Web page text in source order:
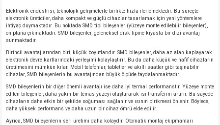
Elektronik endüstrisi, teknolojik gelişmelerle birlikte hızla ilerlemektedir. Bu süreçte
elektronik üreticiler, daha kompakt ve güçlü cihazlar tasarlamak için yeni yöntemlere
ihtiyaç duymaktadır. Bu noktada SMD tipi bileşenler (yüzeye monte edilebilir bileşenler),
ön plana çıkmaktadır. SMD bileşenler, geleneksel disk tipine kıyasla bir dizi avantaj
sunmaktadır.
Birincil avantajlarından biri, küçük boyutlarıdır. SMD bileşenler, daha az alan kaplayarak
elektronik devre kartlarındaki yerleşimi kolaylaştırır. Bu da daha küçük ve hafif cihazların
üretilmesini mümkün kılar. Mobil telefonlar, tabletler ve akıllı saatler gibi taşınabilir
cihazlar, SMD bileşenlerin bu avantajından büyük ölçüde faydalanmaktadır.
SMD bileşenlerin bir diğer önemli avantajı ise daha iyi termal performanstır. Yüzeye monte
edilen bileşenler, daha yakın bir temas yüzeyi oluşturarak ısı transferini artırır. Bu sayede
cihazların daha etkin bir şekilde soğuması sağlanır ve ısının birikmesi önlenir. Böylece,
daha yüksek performans ve daha uzun bir cihaz ömrü elde edilir.
Ayrıca, SMD bileşenlerin seri üretimi daha kolaydır. Otomatik montaj ekipmanları